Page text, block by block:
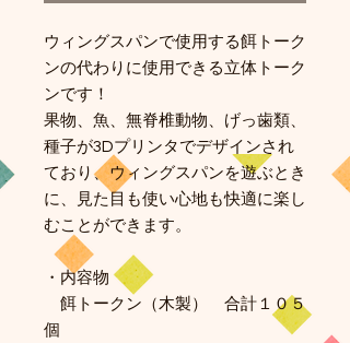
ウィングスパンで使用する餌トーク
ンの代わりに使用できる立体トーク
ンです！
果物、魚、無脊椎動物、げっ歯類、
種子が3Dプリンタでデザインされ
ており、ウィングスパンを遊ぶとき
に、見た目も使い心地も快適に楽し
むことができます。
・内容物
餌トークン（木製） 合計１０５
個